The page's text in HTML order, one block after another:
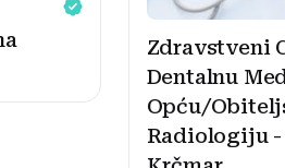
Zdravstveni
Dentalnu
Opću/
Radiologiju -